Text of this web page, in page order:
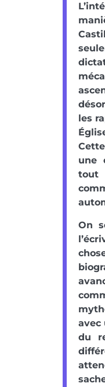
les
une
tout
On
avec
du